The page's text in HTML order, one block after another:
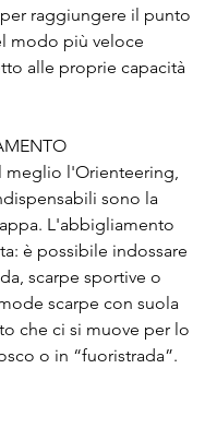
raggiungere il punto
modo più veloce
alle proprie capacità
meglio l'Orienteering,
sono la
L'abbigliamento
è possibile indossare
scarpe sportive o
scarpe con suola
che ci si muove per lo
o in “fuoristrada”.